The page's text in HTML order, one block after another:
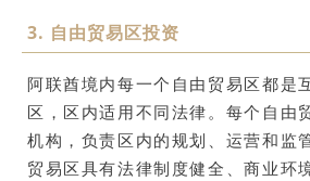
3. 自由贸易区投资
阿联酋境内每一个自由贸易区都是
区，区内适用不同法律。每个自由
机构，负责区内的规划、运营和监
贸易区具有法律制度健全、商业环